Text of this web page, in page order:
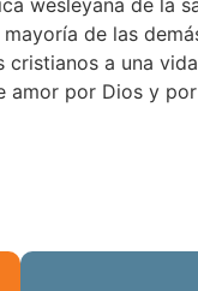
wesleyana de la
de las
a una
por Dios y